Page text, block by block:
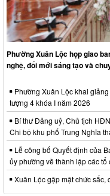
Phường Xuân Lộc họp giao
nghệ, đổi mới sáng tạo và
Phường Xuân Lộc khai
tượng 4 khóa I năm 2026
Bí thư Đảng uỷ, Chủ tịch
Chi bộ khu phố Trung Nghĩa
Lễ công bố Quyết định của
ủy phường về thành lập các
Xuân Lộc gặp mặt chức sắc,